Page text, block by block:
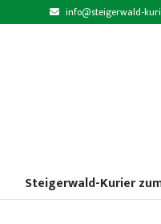
info@steigerwald-
Steigerwald-Kurier